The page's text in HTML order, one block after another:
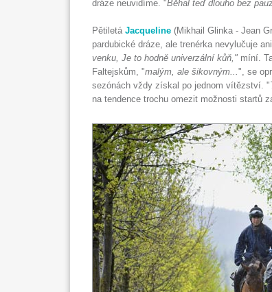
dráze neuvidíme. "Běhal teď dlouho bez
Pětiletá Jacqueline (Mikhail Glinka - Jean
pardubické dráze, ale trenérka nevylučuje
venku, Je to hodně univerzální kůň," míní.
Faltejskům, "malým, ale šikovným...", se
sezónách vždy získal po jednom vítězství. "
na tendence trochu omezit možnosti startů